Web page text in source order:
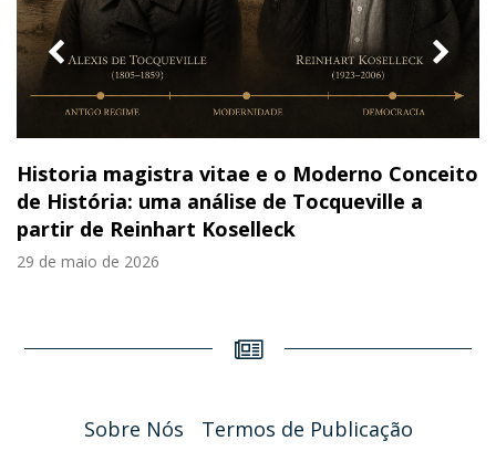
Historia magistra vitae e o Moderno Conceito
de História: uma análise de Tocqueville a
partir de Reinhart Koselleck
29 de maio de 2026
previous
slide
Sobre Nós Termos de Publicação